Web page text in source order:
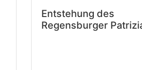
Entstehung des
Regensburger